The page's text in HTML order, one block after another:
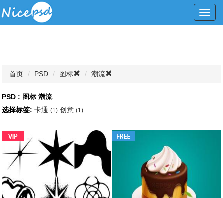
首页 PSD 图标 潮流
PSD : 图标 潮流
选择标签: 卡通(1) 创意(1)